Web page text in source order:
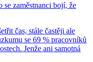
zaměstnanci bojí, že
čas, stále častěji ale
se 69 % pracovníků
Jenže ani samotná